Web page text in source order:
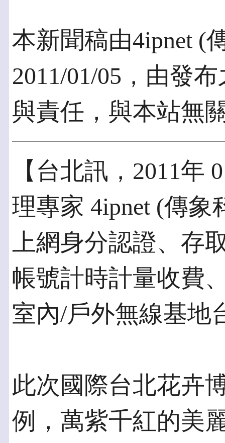
本新聞稿由4ipnet (
2011/01/05，由發
與責任，與本站無
【台北訊，2011年
理專家 4ipnet (傳
上網身分認證、存
帳號計時計量收費
室內/戶外無線基地
此次國際台北花卉
例，萬紫千紅的美